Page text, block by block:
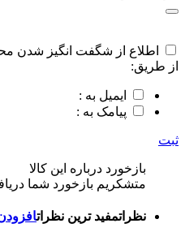
اطلاع از شگفت انگیز شدن
از طریق:
ایمیل به :
پیامک به :
ثبت
بازخورد درباره این کالا
متشکریم بازخورد شما
نظراتمفید ترین نظرات